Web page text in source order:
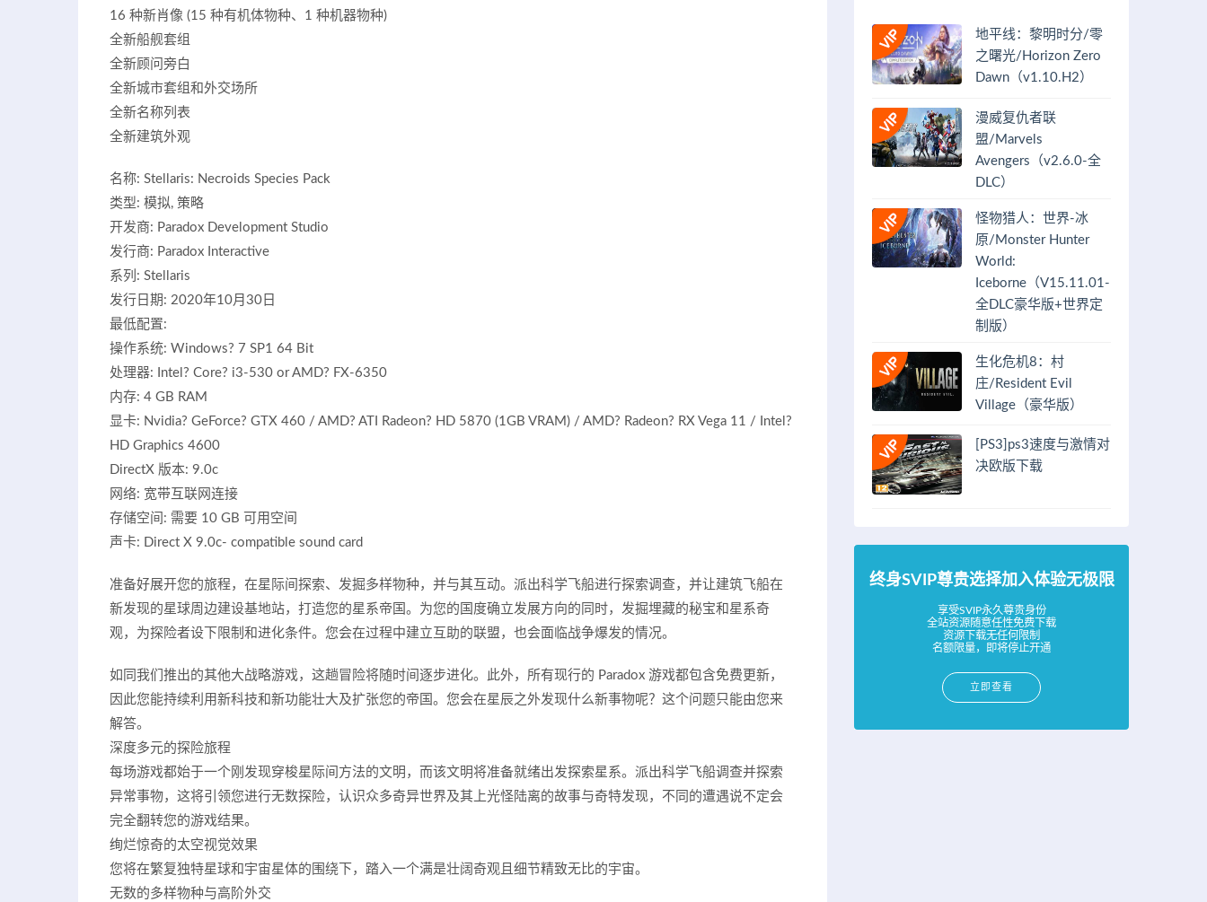
16 种新肖像 (15 种有机体物种、1 种机器物种)
全新船舰套组
全新顾问旁白
全新城市套组和外交场所
全新名称列表
全新建筑外观
名称: Stellaris: Necroids Species Pack
类型: 模拟, 策略
开发商: Paradox Development Studio
发行商: Paradox Interactive
系列: Stellaris
发行日期: 2020年10月30日
最低配置:
操作系统: Windows? 7 SP1 64 Bit
处理器: Intel? Core? i3-530 or AMD? FX-6350
内存: 4 GB RAM
显卡: Nvidia? GeForce? GTX 460 / AMD? ATI Radeon? HD 5870 (1GB VRAM) / AMD? Radeon? RX Vega 11 / Intel?
HD Graphics 4600
DirectX 版本: 9.0c
网络: 宽带互联网连接
存储空间: 需要 10 GB 可用空间
声卡: Direct X 9.0c- compatible sound card
准备好展开您的旅程，在星际间探索、发掘多样物种，并与其互动。派出科学飞船进行探索调查，并让建筑飞船在
新发现的星球周边建设基地站，打造您的星系帝国。为您的国度确立发展方向的同时，发掘埋藏的秘宝和星系奇
观，为探险者设下限制和进化条件。您会在过程中建立互助的联盟，也会面临战争爆发的情况。
如同我们推出的其他大战略游戏，这趟冒险将随时间逐步进化。此外，所有现行的 Paradox 游戏都包含免费更新，
因此您能持续利用新科技和新功能壮大及扩张您的帝国。您会在星辰之外发现什么新事物呢？这个问题只能由您来
解答。
深度多元的探险旅程
每场游戏都始于一个刚发现穿梭星际间方法的文明，而该文明将准备就绪出发探索星系。派出科学飞船调查并探索
异常事物，这将引领您进行无数探险，认识众多奇异世界及其上光怪陆离的故事与奇特发现，不同的遭遇说不定会
完全翻转您的游戏结果。
绚烂惊奇的太空视觉效果
您将在繁复独特星球和宇宙星体的围绕下，踏入一个满是壮阔奇观且细节精致无比的宇宙。
无数的多样物种与高阶外交
地平线：黎明时分/零
之曙光/Horizon Zero
Dawn（v1.10.H2）
漫威复仇者联
盟/Marvels
Avengers（v2.6.0-全
DLC）
怪物猎人：世界-冰
原/Monster Hunter
World:
Iceborne（V15.11.01-
全DLC豪华版+世界定
制版）
生化危机8：村
庄/Resident Evil
Village（豪华版）
[PS3]ps3速度与激情对
决欧版下载
终身SVIP尊贵选择加入体验无极限
享受SVIP永久尊贵身份
全站资源随意任性免费下载
资源下载无任何限制
名额限量，即将停止开通
立即查看